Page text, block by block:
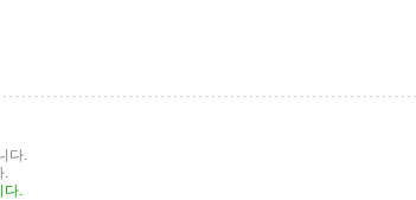
다.
.
다.